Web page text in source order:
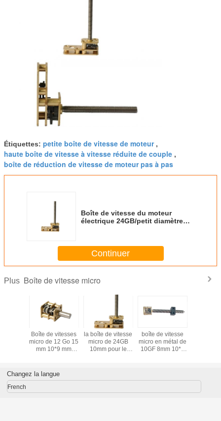
Étiquettes: petite boîte de vitesse de moteur,
haute boîte de vitesse à vitesse réduite de couple ,
boîte de réduction de vitesse de moteur pas à pas
Boîte de vitesse du moteur
électrique 24GB/petit diamètre
Continuer
Plus Boîte de vitesse micro
de
Boîte de vitesses
micro de 12 Go 15
mm 10*9 mm
de vitesses pour
moteur CC et
la boîte de vitesse
micro de 24GB
10mm pour le
diamètre 24*10
boîte de vitesse
micro en métal de
10GF 8mm 10*8
pas
Changez la langue
French